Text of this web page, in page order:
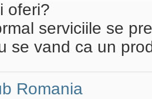
oferi?
serviciile se
se vand ca un
Romania